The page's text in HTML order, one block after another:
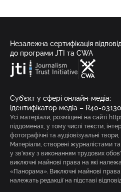
Незалежна сертифікація
до програми JTI та CWA
Суб’єкт у сфері онлайн-медіа;
ідентифікатор медіа – R40-03130
Усі матеріали, розміщені на сайті
піддоменах, у тому числі тексти,
фотографічні та аудіовізуальні
Матеріали, створені журналістами
у зв’язку з виконанням трудових
виключні майнові права на які
«Панорама». Виключні майнові права
належать редакції на підставі